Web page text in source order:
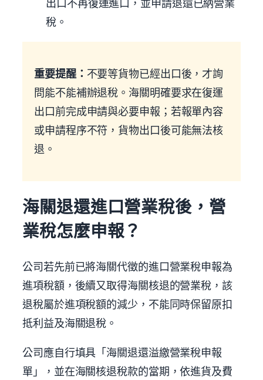
出口不再復運進口，並申請退還已納營業
稅。
重要提醒： 不要等貨物已經出口後，才詢
問能不能補辦退稅。海關明確要求在復運
出口前完成申請與必要申報；若報單內容
或申請程序不符，貨物出口後可能無法核
退。
海關退還進口營業稅後，營
業稅怎麼申報？
公司若先前已將海關代徵的進口營業稅申報為
進項稅額，後續又取得海關核退的營業稅，該
退稅屬於進項稅額的減少，不能同時保留原扣
抵利益及海關退稅。
公司應自行填具「海關退還溢繳營業稅申報
單」，並在海關核退稅款的當期，依進貨及費